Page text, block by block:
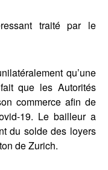
traité par le
qu’une
que les Autorités
commerce afin de
19. Le bailleur a
du solde des loyers
de Zurich.